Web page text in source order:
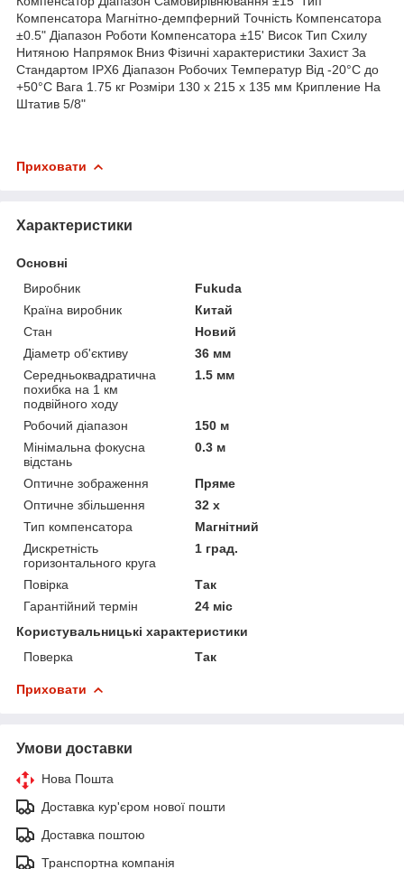
Компенсатора Магнітно-демпферний Точність Компенсатора
±0.5" Діапазон Роботи Компенсатора ±15' Висок Тип Схилу
Нитяною Напрямок Вниз Фізичні характеристики Захист За
Стандартом IPX6 Діапазон Робочих Температур Від -20°C до
+50°C Вага 1.75 кг Розміри 130 x 215 x 135 мм Крипление На
Штатив 5/8"
Приховати
Характеристики
Основні
Виробник
Fukuda
Країна виробник
Китай
Стан
Новий
Діаметр об'єктиву
36 мм
Середньоквадратична
похибка на 1 км
подвійного ходу
1.5 мм
Робочий діапазон
150 м
Мінімальна фокусна
відстань
0.3 м
Оптичне зображення
Пряме
Оптичне збільшення
32 х
Тип компенсатора
Магнітний
Дискретність
горизонтального круга
1 град.
Повірка
Так
Гарантійний термін
24 міс
Користувальницькі характеристики
Поверка
Так
Приховати
Умови доставки
Нова Пошта
Доставка кур'єром нової пошти
Доставка поштою
Транспортна компанія